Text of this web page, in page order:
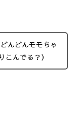
んどんモモちゃ
んでる？）